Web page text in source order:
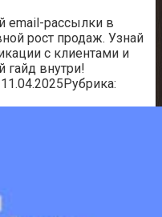
email-рассылки в
рост продаж. Узнай
с клиентами и
внутри!
11.04.2025Рубрика: